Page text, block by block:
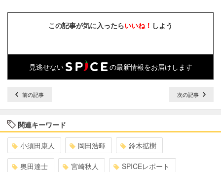
この記事が気に入ったらいいね！ しよう
見逃せない の最新情報をお届けします
前の記事 次の記事
関連キーワード
小須田康人 岡田浩暉 鈴木拡樹
奥田達士 宮崎秋人 SPICEレポート